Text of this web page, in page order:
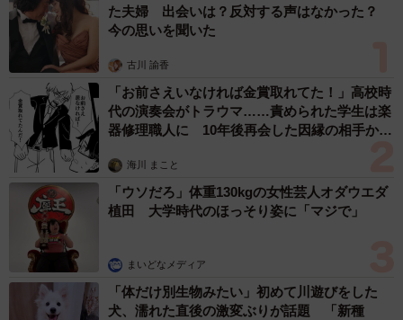
トリビアつながりで、クーピーペンシルの名前の由来っ
てご存じですか？
「クーピー」とは、フランス語で「打つ、一撃」の意味
を持つ「ＣＯＵＰ（クー）」という単語をもとにした造語
なんです。打つと一撃とは、なんともワイルドな…と思い
ますよね。そこにもちゃんと理由がありました。同商品が
初めて発売されたのは１９７３年。当時、軸全体が芯で、
消しゴムで消せる色鉛筆はなく、画期的な商品でした。そ
こで「色鉛筆市場に一撃を加えたい」という強い信念が商
品名に込められました。
た夫婦 出会いは？反対する声はなかった？
今の思いを聞いた
古川 諭香
「お前さえいなければ金賞取れてた！」高校時
代の演奏会がトラウマ……責められた学生は楽
器修理職人に 10年後再会した因縁の相手から
海川 まこと
「ウソだろ」体重130kgの女性芸人オダウエダ
植田 大学時代のほっそり姿に「マジで」
まいどなメディア
「体だけ別生物みたい」初めて川遊びをした
犬、濡れた直後の激変ぶりが話題 「新種